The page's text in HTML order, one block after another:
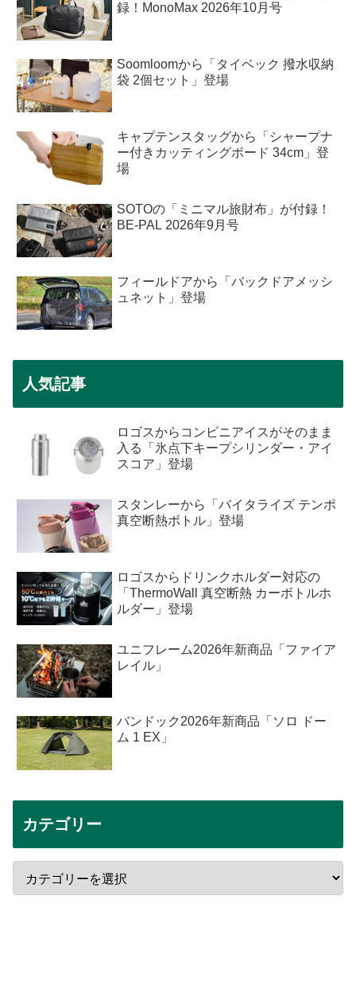
録！MonoMax 2026年10月号
Soomloomから「タイベック 撥水収納
袋 2個セット」登場
キャプテンスタッグから「シャープナ
ー付きカッティングボード 34cm」登
場
SOTOの「ミニマル旅財布」が付録！
BE-PAL 2026年9月号
フィールドアから「バックドアメッシ
ュネット」登場
人気記事
ロゴスからコンビニアイスがそのまま
入る「氷点下キープシリンダー・アイ
スコア」登場
スタンレーから「バイタライズ テンポ
真空断熱ボトル」登場
ロゴスからドリンクホルダー対応の
「ThermoWall 真空断熱 カーボトルホ
ルダー」登場
ユニフレーム2026年新商品「ファイア
レイル」
バンドック2026年新商品「ソロ ドー
ム 1 EX」
カテゴリー